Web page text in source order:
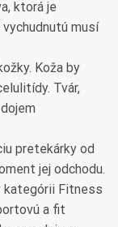
ktorá je
musí
Koža by
Tvár,
pretekárky od
jej odchodu.
kategórii Fitness
a fit